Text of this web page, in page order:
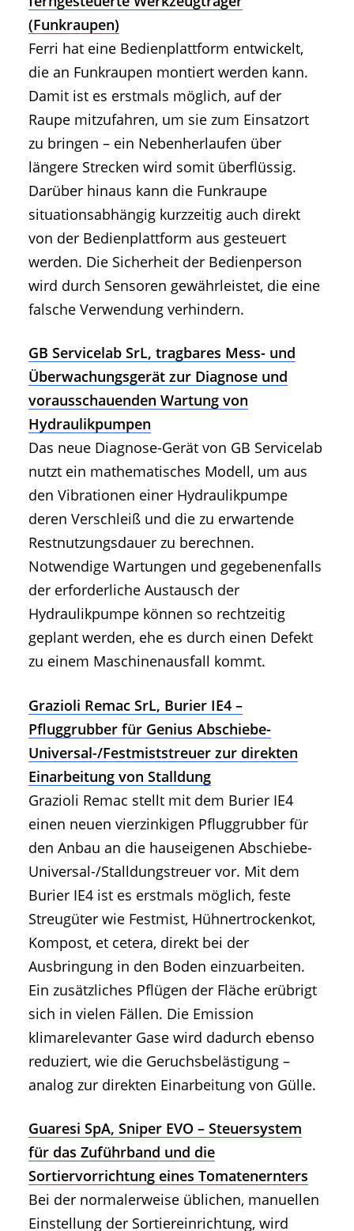
(Funkraupen)
Ferri hat eine Bedienplattform entwickelt,
die an Funkraupen montiert werden kann.
Damit ist es erstmals möglich, auf der
Raupe mitzufahren, um sie zum Einsatzort
zu bringen – ein Nebenherlaufen über
längere Strecken wird somit überflüssig.
Darüber hinaus kann die Funkraupe
situationsabhängig kurzzeitig auch direkt
von der Bedienplattform aus gesteuert
werden. Die Sicherheit der Bedienperson
wird durch Sensoren gewährleistet, die eine
falsche Verwendung verhindern.
GB Servicelab SrL, tragbares Mess- und
Überwachungsgerät zur Diagnose und
vorausschauenden Wartung von
Hydraulikpumpen
Das neue Diagnose-Gerät von GB Servicelab
nutzt ein mathematisches Modell, um aus
den Vibrationen einer Hydraulikpumpe
deren Verschleiß und die zu erwartende
Restnutzungsdauer zu berechnen.
Notwendige Wartungen und gegebenenfalls
der erforderliche Austausch der
Hydraulikpumpe können so rechtzeitig
geplant werden, ehe es durch einen Defekt
zu einem Maschinenausfall kommt.
Grazioli Remac SrL, Burier IE4 –
Pfluggrubber für Genius Abschiebe-
Universal-/Festmiststreuer zur direkten
Einarbeitung von Stalldung
Grazioli Remac stellt mit dem Burier IE4
einen neuen vierzinkigen Pfluggrubber für
den Anbau an die hauseigenen Abschiebe-
Universal-/Stalldungstreuer vor. Mit dem
Burier IE4 ist es erstmals möglich, feste
Streugüter wie Festmist, Hühnertrockenkot,
Kompost, et cetera, direkt bei der
Ausbringung in den Boden einzuarbeiten.
Ein zusätzliches Pflügen der Fläche erübrigt
sich in vielen Fällen. Die Emission
klimarelevanter Gase wird dadurch ebenso
reduziert, wie die Geruchsbelästigung –
analog zur direkten Einarbeitung von Gülle.
Guaresi SpA, Sniper EVO – Steuersystem
für das Zuführband und die
Sortiervorrichtung eines Tomatenernters
Bei der normalerweise üblichen, manuellen
Einstellung der Sortiereinrichtung, wird